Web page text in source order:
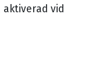
vid